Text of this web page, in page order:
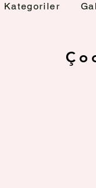
Kategoriler